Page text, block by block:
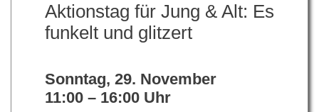
Aktionstag für Jung & Alt: Es
funkelt und glitzert
Sonntag, 29. November
11:00 – 16:00 Uhr